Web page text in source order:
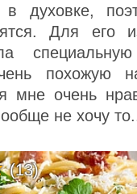
в духовке,
Для его
похожую
мне очень
не хочу
(13)